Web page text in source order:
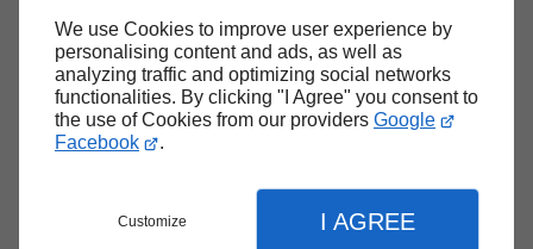
We use Cookies to improve user experience by
personalising content and ads, as well as
analyzing traffic and optimizing social networks
functionalities. By clicking "I Agree" you consent to
the use of Cookies from our providers Google
Facebook
.
Customize I AGREE
Haut de page